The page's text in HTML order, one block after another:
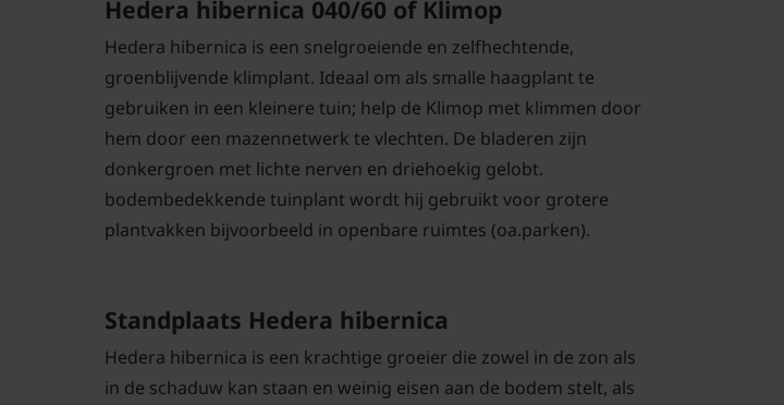
Hedera hibernica 040/60 of Klimop
Hedera hibernica is een snelgroeiende en zelfhechtende,
groenblijvende klimplant. Ideaal om als smalle haagplant te
gebruiken in een kleinere tuin; help de Klimop met klimmen door
hem door een mazennetwerk te vlechten. De bladeren zijn
donkergroen met lichte nerven en driehoekig gelobt.
bodembedekkende tuinplant wordt hij gebruikt voor grotere
plantvakken bijvoorbeeld in openbare ruimtes (oa.parken).
Standplaats Hedera hibernica
Hedera hibernica is een krachtige groeier die zowel in de zon als
in de schaduw kan staan en weinig eisen aan de bodem stelt, als